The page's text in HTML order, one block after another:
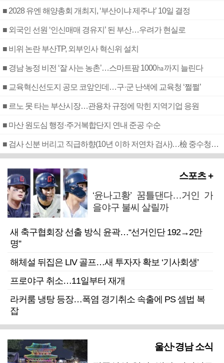
■ 2028 유엔 해양총회 개최지, ‘부산이냐 제주냐’ 10일 결정
■ 외국인 선원 ‘인신매매 경유지’ 된 부산…우려가 현실로
■ 비위 논란 부산TP, 외부인사 혁신위 설치
■ 경남 농정 비전 ‘잘 사는 농촌’…스마트팜 1000㏊까지 늘린다
■ 교육혁신선도지 공모 코앞인데…구·군 난색에 교육청 ‘쩔쩔’
■ 르노 못 타는 부산시장…관용차 규정에 막힌 지역기업 응원
■ 마산 원도심 행정·주거복합단지 연내 준공 수순
■ 검사 신분 버리고 직급하향(10년 이하 저연차 검사)…檢 중수청행 기피
스포츠 +
‘윤나고황’ 꿈틀댄다…거인 가
을야구 불씨 살릴까
새 축구협회장 선출 방식 윤곽…“선거인단 192→2만
명”
해체설 뒤집은 LIV 골프…새 투자자 확보 ‘기사회생’
프로야구 취소…11일부터 재개
라커룸 냉탕 등장…폭염 경기취소 속출에 PS 셈법 복
잡
울산·경남 소식